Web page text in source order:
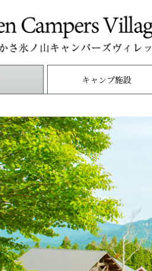
キャンプ施設